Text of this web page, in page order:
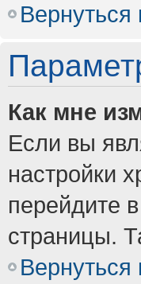
Вернуться
Как мне
Если вы
настройки
перейдите
страницы.
Вернуться